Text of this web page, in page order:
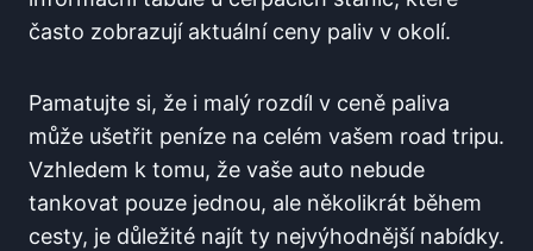
často zobrazují aktuální ceny⁤ paliv v okolí.
Pamatujte si, že ⁢i malý rozdíl v ceně paliva
může ušetřit peníze ⁤na celém vašem road tripu.
Vzhledem k tomu, že vaše auto ​nebude
tankovat‌ pouze jednou, ale několikrát během
cesty, je ⁣důležité najít ty nejvýhodnější nabídky.